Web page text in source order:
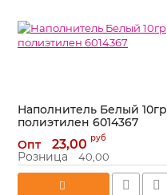
Наполнитель Белый 10гр
полиэтилен 6014367
Артикул: 6014367
Опт 23,00 руб
Розница 40,00